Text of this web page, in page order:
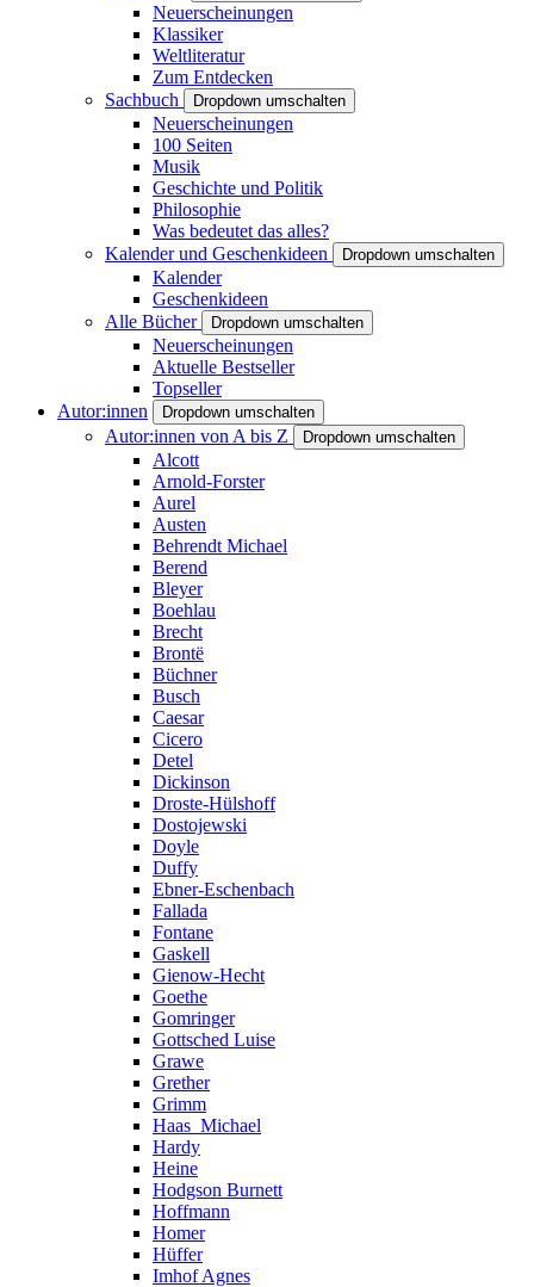
Neuerscheinungen
Klassiker
Weltliteratur
Zum Entdecken
Sachbuch
Dropdown umschalten
Neuerscheinungen
100 Seiten
Musik
Geschichte und Politik
Philosophie
Was bedeutet das alles?
Kalender und Geschenkideen
Dropdown umschalten
Kalender
Geschenkideen
Alle Bücher
Dropdown umschalten
Neuerscheinungen
Aktuelle Bestseller
Topseller
Autor:innen
Dropdown umschalten
Autor:innen von A bis Z Dropdown umschalten
Alcott
Arnold-Forster
Aurel
Austen
Behrendt Michael
Berend
Bleyer
Boehlau
Brecht
Brontë
Büchner
Busch
Caesar
Cicero
Detel
Dickinson
Droste-Hülshoff
Dostojewski
Doyle
Duffy
Ebner-Eschenbach
Fallada
Fontane
Gaskell
Gienow-Hecht
Goethe
Gomringer
Gottsched Luise
Grawe
Grether
Grimm
Haas_Michael
Hardy
Heine
Hodgson Burnett
Hoffmann
Homer
Hüffer
Imhof Agnes